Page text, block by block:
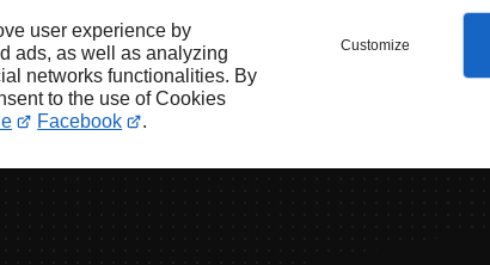
user experience by
ads, as well as analyzing
networks functionalities. By
to the use of Cookies
Facebook .
Customize